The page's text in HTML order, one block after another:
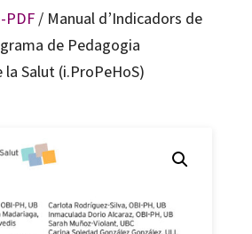
PDF/ Manual d’Indicadors de
de Pedagogia
Salut (i.ProPeHoS)